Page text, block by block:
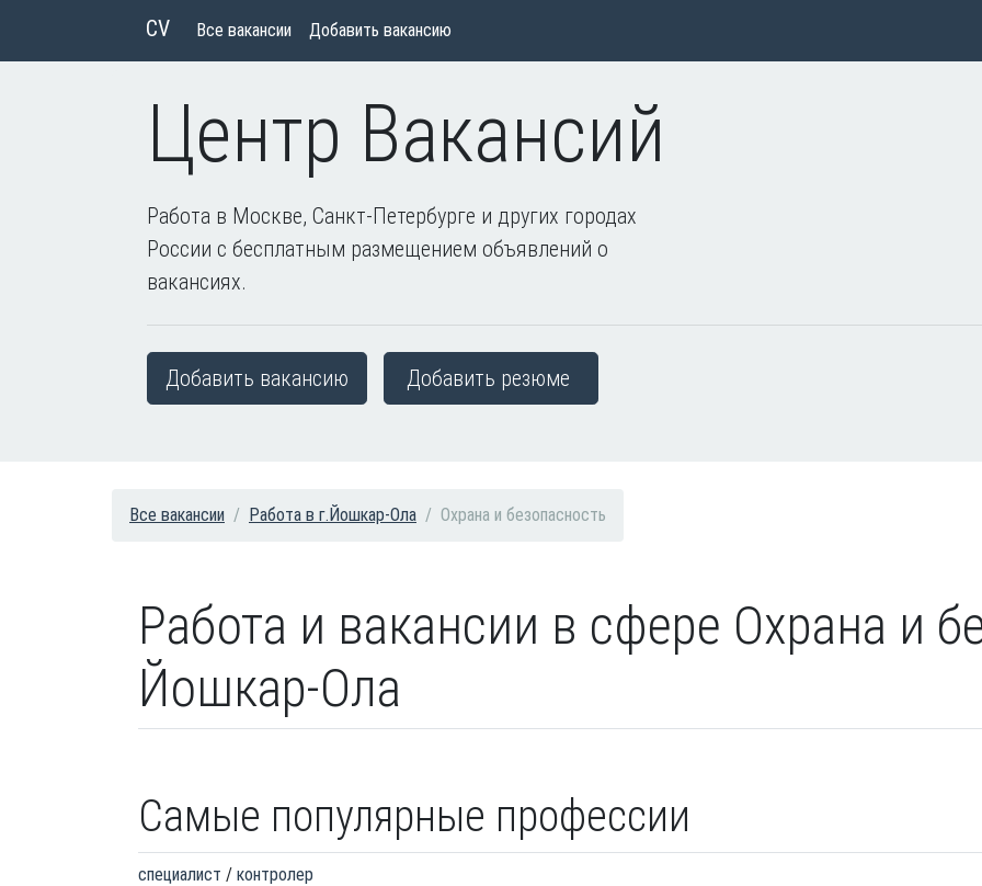
CV Все вакансии Добавить вакансию
Центр Вакансий
Работа в Москве, Санкт-Петербурге и других городах
России с бесплатным размещением объявлений о
вакансиях.
Добавить вакансию Добавить резюме
Все вакансии Работа в г.Йошкар-Ола Охрана и безопасность
Работа и вакансии в сфере Охрана и
Йошкар-Ола
Самые популярные профессии
специалист контролер